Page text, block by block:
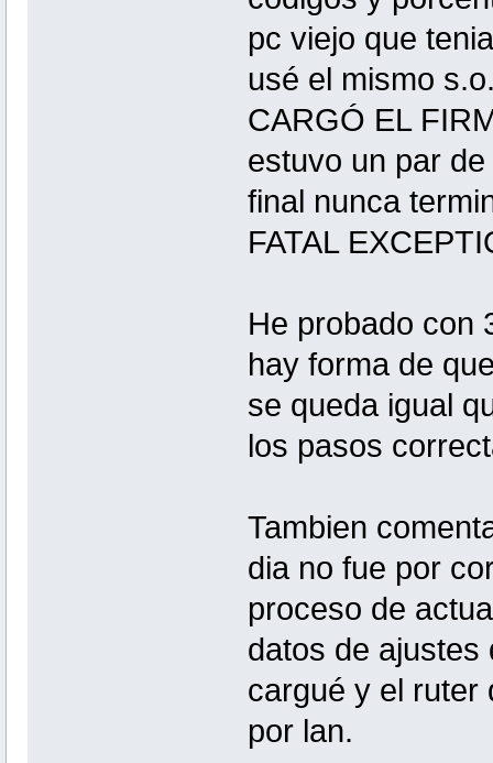
pc viejo que
usé el mismo
CARGÓ EL
estuvo un par
final nunca
FATAL
He probado con
hay forma de
se queda igual
los pasos
Tambien
dia no fue por
proceso de
datos de ajustes
cargué y el ruter
por lan.